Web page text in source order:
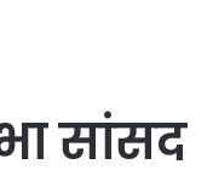
सांसद